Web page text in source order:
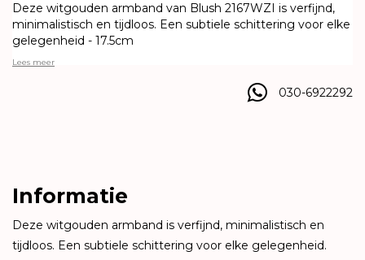
Deze witgouden armband van Blush 2167WZI is verfijnd,
minimalistisch en tijdloos. Een subtiele schittering voor elke
gelegenheid - 17.5cm
Lees meer
030-6922292
Informatie
Deze witgouden armband is verfijnd, minimalistisch en
tijdloos. Een subtiele schittering voor elke gelegenheid.